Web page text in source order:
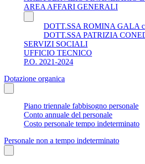
AREA AFFARI GENERALI
DOTT.SSA ROMINA GALA
DOTT.SSA PATRIZIA
SERVIZI SOCIALI
UFFICIO TECNICO
P.O. 2021-2024
Dotazione organica
Piano triennale fabbisogno personale
Conto annuale del personale
Costo personale tempo indeterminato
Personale non a tempo indeterminato